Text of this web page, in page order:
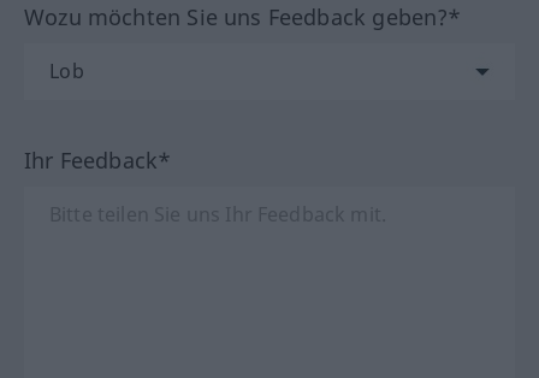
Wozu möchten Sie uns Feedback geben?*
Ihr Feedback*